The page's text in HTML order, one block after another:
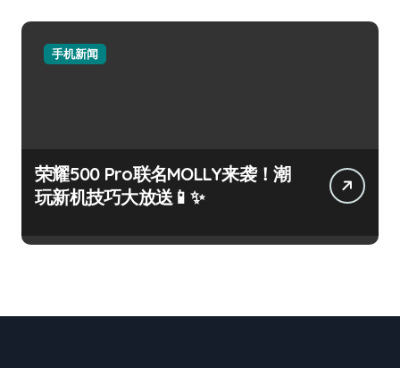
手机新闻
荣耀500 Pro联名MOLLY来袭！潮
玩新机技巧大放送📱✨